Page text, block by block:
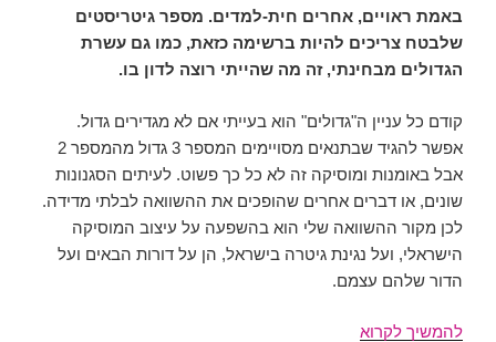
באמת ראויים, אחרים חית-למדים. מספר גיטריסטים
שלבטח צריכים להיות ברשימה כזאת, כמו גם עשרת
הגדולים מבחינתי, זה מה שהייתי רוצה לדון בו.
קודם כל עניין ה"גדולים" הוא בעייתי אם לא מגדירים גדול.
אפשר להגיד שבתנאים מסויימים המספר 3 גדול מהמספר 2
אבל באומנות ומוסיקה זה לא כל כך פשוט. לעיתים הסגנונות
שונים, או דברים אחרים שהופכים את ההשוואה לבלתי מדידה.
לכן מקור ההשוואה שלי הוא בהשפעה על עיצוב המוסיקה
הישראלי, ועל נגינת גיטרה בישראל, הן על דורות הבאים ועל
הדור שלהם עצמם.
להמשיך לקרוא